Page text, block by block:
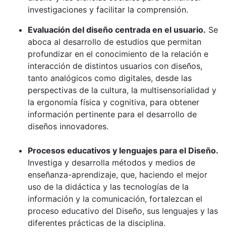
investigaciones y facilitar la comprensión.
Evaluación del diseño centrada en el usuario. Se
aboca al desarrollo de estudios que permitan
profundizar en el conocimiento de la relación e
interacción de distintos usuarios con diseños,
tanto analógicos como digitales, desde las
perspectivas de la cultura, la multisensorialidad y
la ergonomía física y cognitiva, para obtener
información pertinente para el desarrollo de
diseños innovadores.
Procesos educativos y lenguajes para el Diseño.
Investiga y desarrolla métodos y medios de
enseñanza-aprendizaje, que, haciendo el mejor
uso de la didáctica y las tecnologías de la
información y la comunicación, fortalezcan el
proceso educativo del Diseño, sus lenguajes y las
diferentes prácticas de la disciplina.